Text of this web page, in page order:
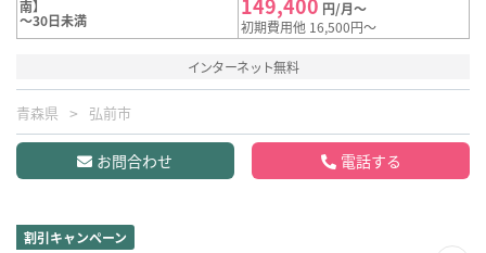
南】
～30日未満
円/月～
初期費用他 16,500円～
インターネット無料
青森県 弘前市
お問合わせ 電話する
割引キャンペーン